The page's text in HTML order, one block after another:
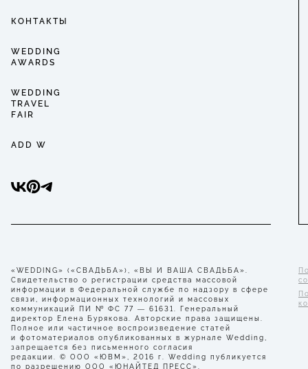
КОНТАКТЫ
WEDDING
AWARDS
WEDDING
TRAVEL
FAIR
ADD W
«WEDDING» («СВАДЬБА»), «ВЫ И ВАША СВАДЬБА».
Свидетельство о регистрации средства массовой
информации в Федеральной службе по надзору в сфере
связи, информационных технологий и массовых
коммуникаций ПИ № ФС 77 — 61631. Генеральный
директор Елена Бурякова. Авторские права защищены.
Полное или частичное воспроизведение статей
и фотоматериалов опубликованных в журнале Wedding,
запрещается без письменного согласия
редакции. © ООО «ЮВМ», 2016 г. Wedding публикуется
по разрешению ООО «ЮНАЙТЕД ПРЕСС».